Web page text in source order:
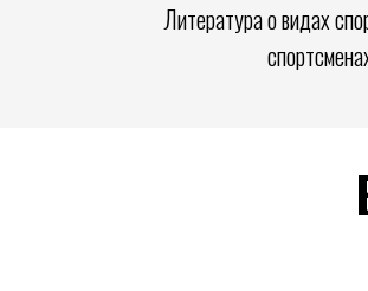
Литература о видах